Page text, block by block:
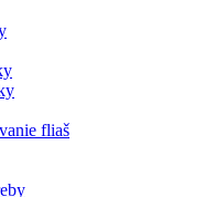
fliaš